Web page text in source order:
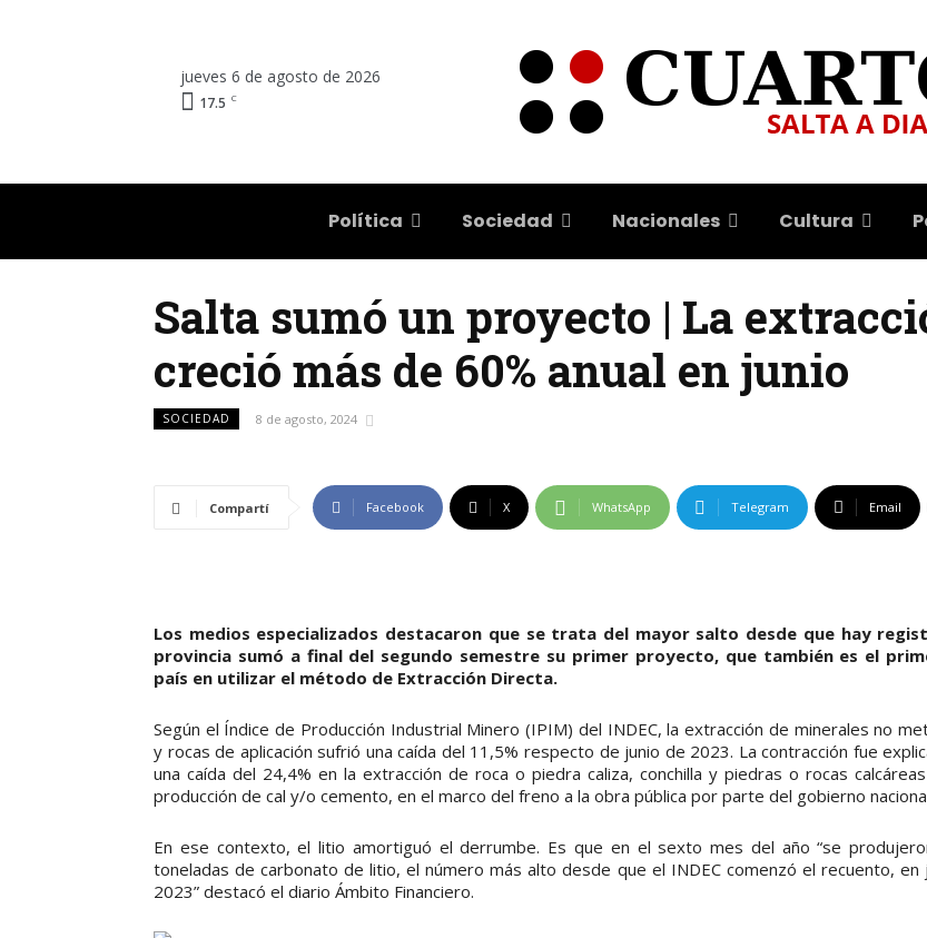
jueves 6 de agosto de 2026
17.5 C
Política Sociedad Nacionales Cultura
Salta sumó un proyecto | La
creció más de 60% anual en junio
SOCIEDAD 8 de agosto, 2024
Compartí Facebook X WhatsApp Telegram Email
Los medios especializados destacaron que se trata del mayor salto desde que hay
provincia sumó a final del segundo semestre su primer proyecto, que también es el
país en utilizar el método de Extracción Directa.
Según el Índice de Producción Industrial Minero (IPIM) del INDEC, la extracción de minerales no
y rocas de aplicación sufrió una caída del 11,5% respecto de junio de 2023. La contracción fue
una caída del 24,4% en la extracción de roca o piedra caliza, conchilla y piedras o rocas
producción de cal y/o cemento, en el marco del freno a la obra pública por parte del gobierno
En ese contexto, el litio amortiguó el derrumbe. Es que en el sexto mes del año “se
toneladas de carbonato de litio, el número más alto desde que el INDEC comenzó el recuento, en
2023” destacó el diario Ámbito Financiero.